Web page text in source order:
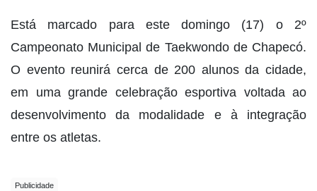
Está marcado para este domingo (17) o 2º
Campeonato Municipal de Taekwondo de Chapecó.
O evento reunirá cerca de 200 alunos da cidade,
em uma grande celebração esportiva voltada ao
desenvolvimento da modalidade e à integração
entre os atletas.